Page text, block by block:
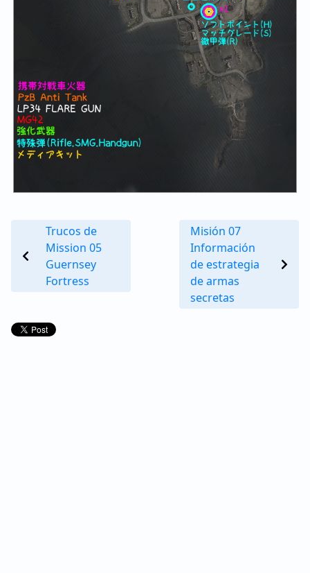
Trucos de
Mission 05
Guernsey
Fortress
Misión 07
Información
de estrategia
de armas
secretas